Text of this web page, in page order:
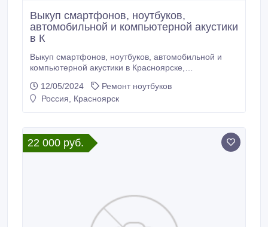
Выкуп смартфонов, ноутбуков,
автомобильной и компьютерной акустики
в К
Выкуп смартфонов, ноутбуков, автомобильной и
компьютерной акустики в Красноярске,
различных брендов Samsung, Apple, Huawei, Nokia,
Xiaomi, Sony...в любом состоянии..
12/05/2024
Ремонт ноутбуков
Россия, Красноярск
22 000 руб.